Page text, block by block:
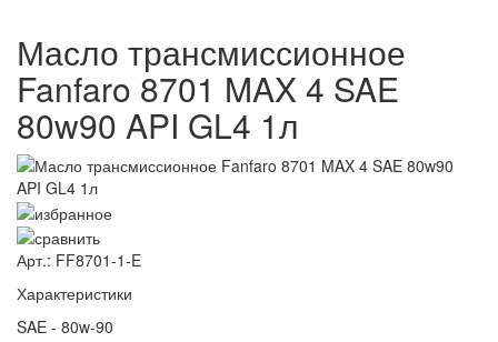
Масло трансмиссионное
Fanfaro 8701 MAX 4 SAE
80w90 API GL4 1л
Арт.: FF8701-1-E
Характеристики
SAE - 80w-90